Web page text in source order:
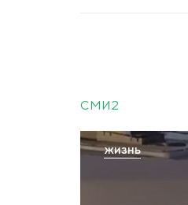
СМИ2
ЖИЗНЬ